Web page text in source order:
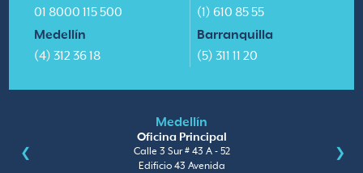
01 8000 115 500
Medellín
(4) 312 36 18
(1) 610 85 55
Barranquilla
(5) 311 11 20
Medellín
Oficina Principal
Calle 3 Sur # 43 A - 52
Edificio 43 Avenida